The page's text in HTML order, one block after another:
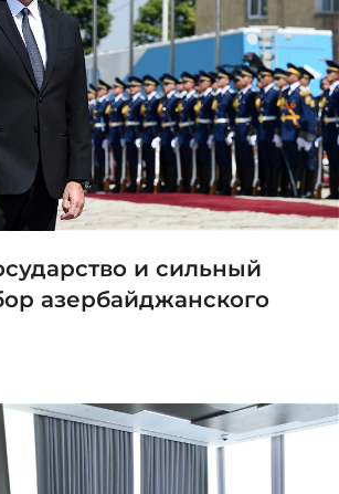
и сильный
азербайджанского